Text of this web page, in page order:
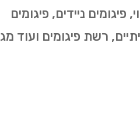
ניידים, פיגומים
רשת פיגומים ועוד